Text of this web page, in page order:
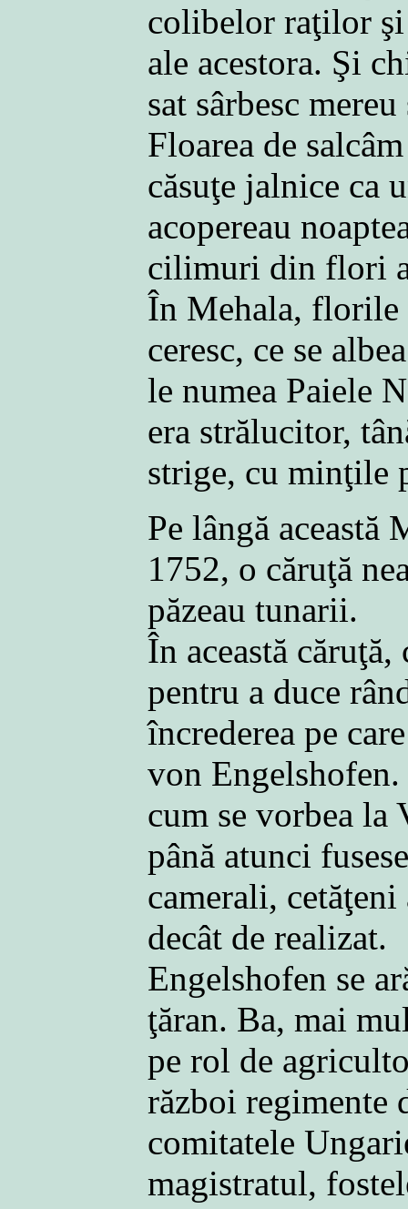
colibelor raţilor şi
ale acestora. Şi
sat sârbesc
Floarea de
căsuţe jalnice ca
acopereau
cilimuri din flori
În Mehala, florile
ceresc, ce se
le numea Paiele
era strălucitor,
strige, cu minţile
Pe lângă această
1752, o căruţă
păzeau tunarii.
În această căruţă,
pentru a duce
încrederea pe
von Engelshofen.
cum se vorbea la
până atunci
camerali,
decât de realizat.
Engelshofen se
ţăran. Ba, mai
pe rol de
război regimente
comitatele
magistratul,